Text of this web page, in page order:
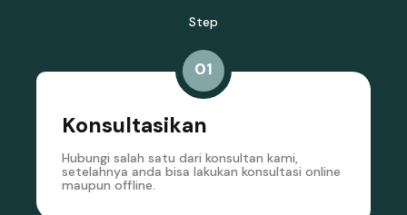
Step
01
Konsultasikan
Hubungi salah satu dari konsultan kami,
setelahnya anda bisa lakukan konsultasi online
maupun offline.